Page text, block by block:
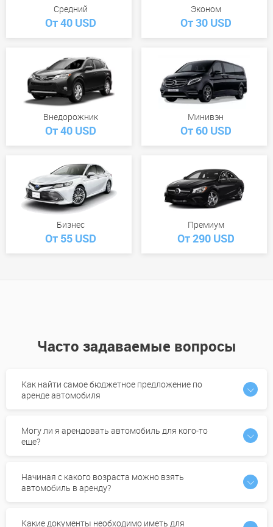
Средний
От 40 USD
Эконом
От 30 USD
Внедорожник
От 40 USD
Минивэн
От 60 USD
Бизнес
От 55 USD
Премиум
От 290 USD
Часто задаваемые вопросы
Как найти самое бюджетное предложение по
аренде автомобиля
Могу ли я арендовать автомобиль для кого-то
еще?
Начиная с какого возраста можно взять
автомобиль в аренду?
Какие документы необходимо иметь для